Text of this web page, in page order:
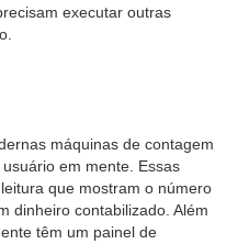
executar outras
máquinas de contagem
em mente. Essas
que mostram o número
dinheiro contabilizado. Além
têm um painel de